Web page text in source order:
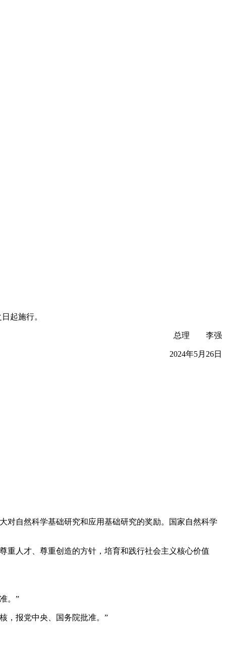
起施行。
总理 李强
2024年5月26日
对自然科学基础研究和应用基础研究的奖励。国家自然科学
重人才、尊重创造的方针，培育和践行社会主义核心价值
。”
，报党中央、国务院批准。”